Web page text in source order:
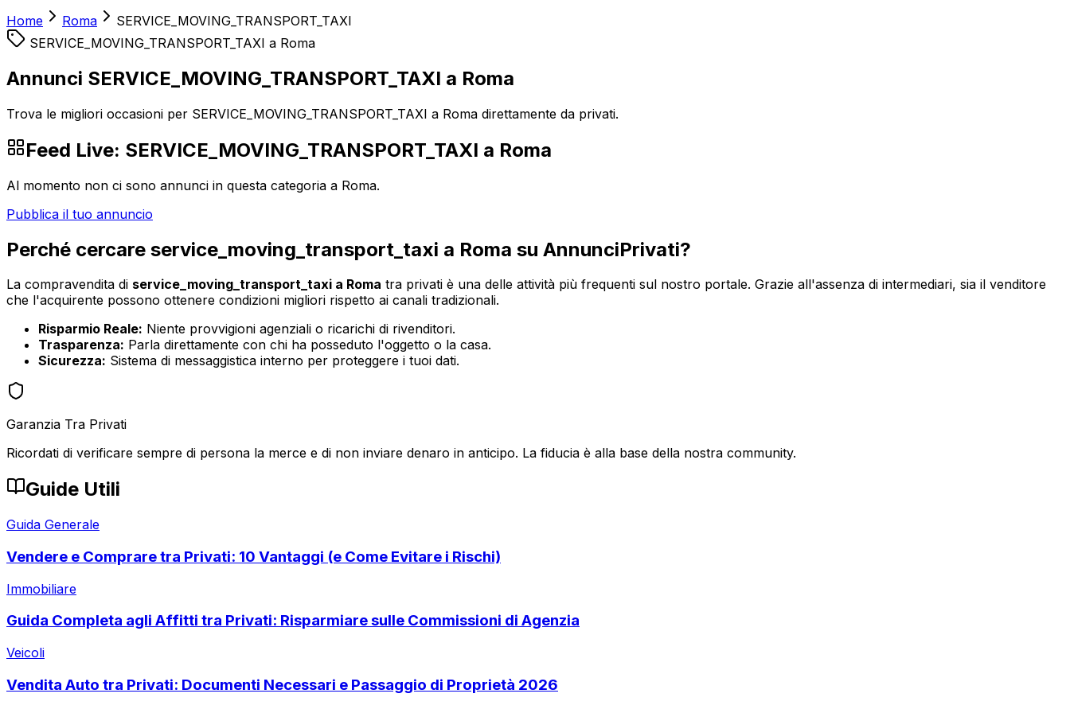
Home Roma
SERVICE_MOVING_TRANSPORT_TAXI
SERVICE_MOVING_TRANSPORT_TAXI a Roma
Annunci SERVICE_MOVING_TRANSPORT_TAXI a Roma
Trova le migliori occasioni per SERVICE_MOVING_TRANSPORT_TAXI a Roma direttamente da privati.
Feed Live: SERVICE_MOVING_TRANSPORT_TAXI a Roma
Al momento non ci sono annunci in questa categoria a Roma.
Pubblica il tuo annuncio
Perché cercare service_moving_transport_taxi a Roma su AnnunciPrivati?
La compravendita di service_moving_transport_taxi a Roma tra privati è una delle attività più frequenti sul nostro portale. Grazie all'assenza di intermediari, sia il venditore
che l'acquirente possono ottenere condizioni migliori rispetto ai canali tradizionali.
Risparmio Reale: Niente provvigioni agenziali o ricarichi di rivenditori.
Trasparenza: Parla direttamente con chi ha posseduto l'oggetto o la casa.
Sicurezza: Sistema di messaggistica interno per proteggere i tuoi dati.
Garanzia Tra Privati
Ricordati di verificare sempre di persona la merce e di non inviare denaro in anticipo. La fiducia è alla base della nostra community.
Guide Utili
Guida Generale
Vendere e Comprare tra Privati: 10 Vantaggi (e Come Evitare i Rischi)
Immobiliare
Guida Completa agli Affitti tra Privati: Risparmiare sulle Commissioni di Agenzia
Veicoli
Vendita Auto tra Privati: Documenti Necessari e Passaggio di Proprietà 2026